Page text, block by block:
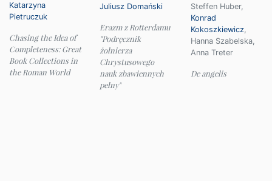
Katarzyna
Pietruczuk
Chasing the Idea of
Completeness: Great
Book Collections in
the Roman World
Juliusz Domański
Erazm z Rotterdamu
"Podręcznik
żołnierza
Chrystusowego
nauk zbawiennych
pełny"
Steffen Huber,
Konrad
Kokoszkiewicz,
Hanna Szabelska,
Anna Treter
De angelis